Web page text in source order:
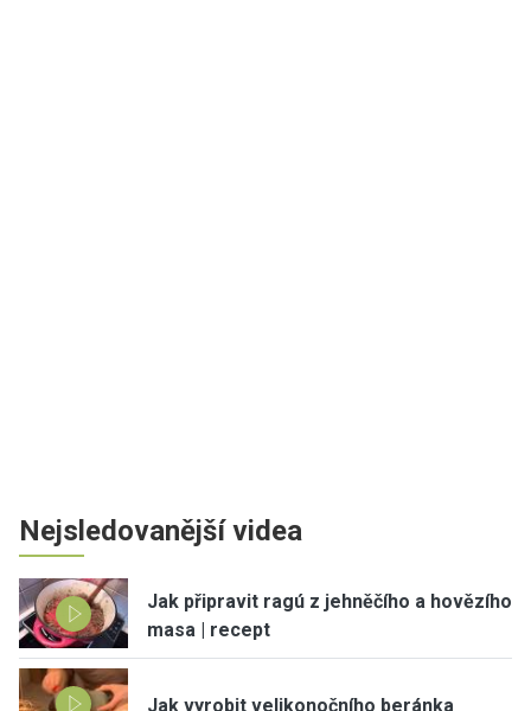
Nejsledovanější videa
Jak připravit ragú z jehněčího a hovězího
masa | recept
Jak vyrobit velikonočního beránka